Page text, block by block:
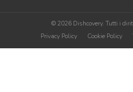
© 2026 Dishcovery. Tutti i
Privacy Policy
Cookie Policy